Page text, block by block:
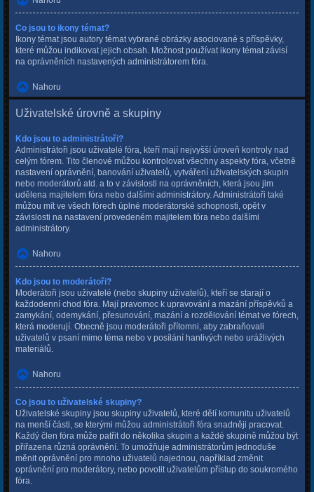
Co jsou to ikony témat?
Ikony témat jsou autory témat vybrané obrázky asociované s příspěvky,
které můžou indikovat jejich obsah. Možnost používat ikony témat závisí
na oprávněních nastavených administrátorem fóra.
Nahoru
Uživatelské úrovně a skupiny
Kdo jsou to administrátoři?
Administrátoři jsou uživatelé fóra, kteří mají nejvyšší úroveň kontroly nad
celým fórem. Tito členové můžou kontrolovat všechny aspekty fóra, včetně
nastavení oprávnění, banování uživatelů, vytváření uživatelských skupin
nebo moderátorů atd. a to v závislosti na oprávněních, která jsou jim
udělena majitelem fóra nebo dalšími administrátory. Administrátoři také
můžou mít ve všech fórech úplné moderátorské schopnosti, opět v
závislosti na nastavení provedeném majitelem fóra nebo dalšími
administrátory.
Nahoru
Kdo jsou to moderátoři?
Moderátoři jsou uživatelé (nebo skupiny uživatelů), kteří se starají o
každodenní chod fóra. Mají pravomoc k upravování a mazání příspěvků a
zamykání, odemykání, přesunování, mazání a rozdělování témat ve fórech,
která moderují. Obecně jsou moderátoři přítomni, aby zabraňovali
uživatelů v psaní mimo téma nebo v posílání hanlivých nebo urážlivých
materiálů.
Nahoru
Co jsou to uživatelské skupiny?
Uživatelské skupiny jsou skupiny uživatelů, které dělí komunitu uživatelů
na menší části, se kterými můžou administrátoři fóra snadněji pracovat.
Každý člen fóra může patřit do několika skupin a každé skupině můžou být
přiřazena různá oprávnění. To umožňuje administrátorům jednoduše
měnit oprávnění pro mnoho uživatelů najednou, například změnit
oprávnění pro moderátory, nebo povolit uživatelům přístup do soukromého
fóra.